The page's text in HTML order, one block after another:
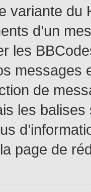
variante du
d’un
les
messages
de
les
page de